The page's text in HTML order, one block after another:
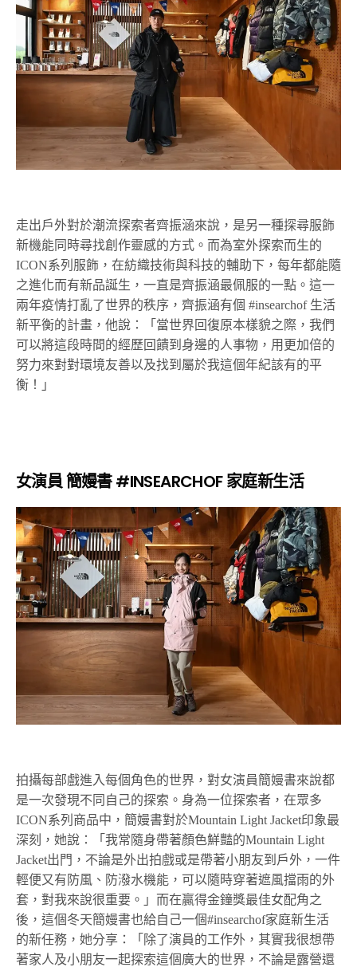
走出戶外對於潮流探索者齊振涵來說，是另一種探尋服飾
新機能同時尋找創作靈感的方式。而為室外探索而生的
ICON系列服飾，在紡織技術與科技的輔助下，每年都能隨
之進化而有新品誕生，一直是齊振涵最佩服的一點。這一
兩年疫情打亂了世界的秩序，齊振涵有個 #insearchof 生活
新平衡的計畫，他說：「當世界回復原本樣貌之際，我們
可以將這段時間的經歷回饋到身邊的人事物，用更加倍的
努力來對對環境友善以及找到屬於我這個年紀該有的平
衡！」
女演員 簡嫚書 #INSEARCHOF 家庭新生活
拍攝每部戲進入每個角色的世界，對女演員簡嫚書來說都
是一次發現不同自己的探索。身為一位探索者，在眾多
ICON系列商品中，簡嫚書對於Mountain Light Jacket印象最
深刻，她說：「我常隨身帶著顏色鮮豔的Mountain Light
Jacket出門，不論是外出拍戲或是帶著小朋友到戶外，一件
輕便又有防風、防潑水機能，可以隨時穿著遮風擋雨的外
套，對我來說很重要。」而在贏得金鐘獎最佳女配角之
後，這個冬天簡嫚書也給自己一個#insearchof家庭新生活
的新任務，她分享：「除了演員的工作外，其實我很想帶
著家人及小朋友一起探索這個廣大的世界，不論是露營還